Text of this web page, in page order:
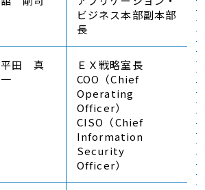
ビジネス本部副本部
長
平田 真
一
ＥＸ戦略室長
COO（Chief
Operating
Officer）
CISO（Chief
Information
Security
Officer）